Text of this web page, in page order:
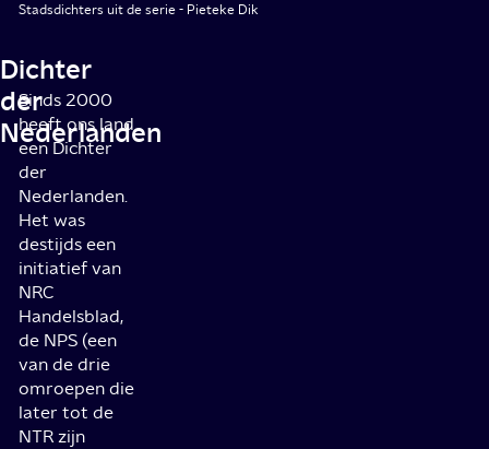
Stadsdichters uit de serie - Pieteke Dik
Dichter
der
Nederlanden
Sinds 2000
heeft ons land
een Dichter
der
Nederlanden.
Het was
destijds een
initiatief van
NRC
Handelsblad,
de NPS (een
van de drie
omroepen die
later tot de
NTR zijn